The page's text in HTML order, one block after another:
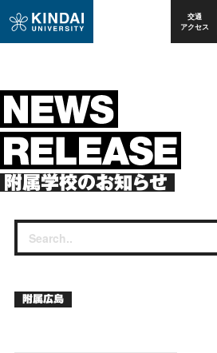
交通
アクセス
附属学校のお知らせ
附属広島